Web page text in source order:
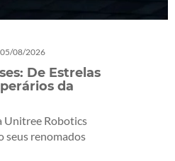
05/08/2026
De Estrelas
da
Unitree Robotics
seus renomados